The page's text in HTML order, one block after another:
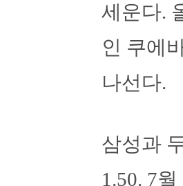
세운다.
인 쿠에
나선다.
삼성과
1.50. 7